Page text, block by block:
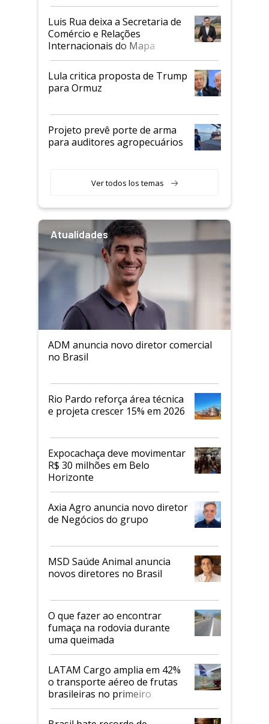
Luis Rua deixa a Secretaria de
Comércio e Relações
Internacionais do Mapa
Lula critica proposta de Trump
para Ormuz
Projeto prevê porte de arma
para auditores agropecuários
Ver todos los temas
Atualidades
ADM anuncia novo diretor comercial
no Brasil
Rio Pardo reforça área técnica
e projeta crescer 15% em 2026
Expocachaça deve movimentar
R$ 30 milhões em Belo
Horizonte
Axia Agro anuncia novo diretor
de Negócios do grupo
MSD Saúde Animal anuncia
novos diretores no Brasil
O que fazer ao encontrar
fumaça na rodovia durante
uma queimada
LATAM Cargo amplia em 42%
o transporte aéreo de frutas
brasileiras no primeiro
semestre